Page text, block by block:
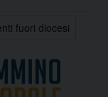
fuori diocesi